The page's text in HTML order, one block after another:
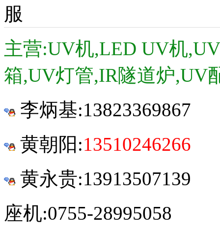
主营:UV机,LED UV机
箱,UV灯管,IR隧道炉,UV
李炳基:13823369867
黄朝阳:13510246266
黄永贵:13913507139
座机:0755-28995058